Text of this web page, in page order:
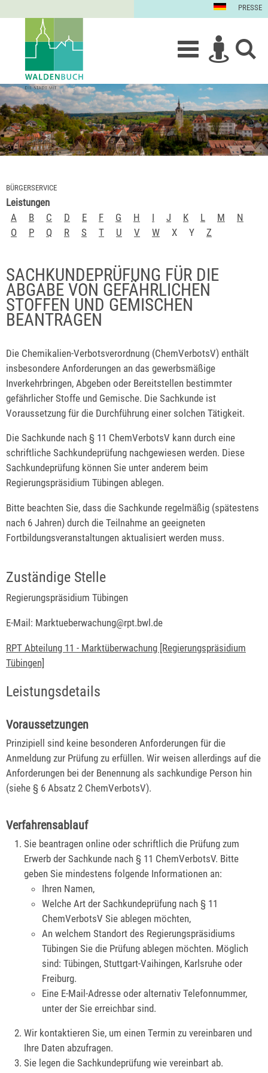
PRESSE
BÜRGERSERVICE
Leistungen
A
B C D E F G H I J K L M
N
O
P Q R S T U V W X Y Z
SACHKUNDEPRÜFUNG FÜR DIE
ABGABE VON GEFÄHRLICHEN
STOFFEN UND GEMISCHEN
BEANTRAGEN
Die Chemikalien-Verbotsverordnung (ChemVerbotsV) enthält
insbesondere Anforderungen an das gewerbsmäßige
Inverkehrbringen, Abgeben oder Bereitstellen bestimmter
gefährlicher Stoffe und Gemische. Die Sachkunde ist
Voraussetzung für die Durchführung einer solchen Tätigkeit.
Die Sachkunde nach § 11 ChemVerbotsV kann durch eine
schriftliche Sachkundeprüfung nachgewiesen werden. Diese
Sachkundeprüfung können Sie unter anderem beim
Regierungspräsidium Tübingen ablegen.
Bitte beachten Sie, dass die Sachkunde regelmäßig (spätestens
nach 6 Jahren) durch die Teilnahme an geeigneten
Fortbildungsveranstaltungen aktualisiert werden muss.
Zuständige Stelle
Regierungspräsidium Tübingen
E-Mail: Marktueberwachung@rpt.bwl.de
RPT Abteilung 11 - Marktüberwachung [Regierungspräsidium
Tübingen]
Leistungsdetails
Voraussetzungen
Prinzipiell sind keine besonderen Anforderungen für die
Anmeldung zur Prüfung zu erfüllen. Wir weisen allerdings auf die
Anforderungen bei der Benennung als sachkundige Person hin
(siehe § 6 Absatz 2 ChemVerbotsV).
Verfahrensablauf
Sie beantragen online oder schriftlich die Prüfung zum
Erwerb der Sachkunde nach § 11 ChemVerbotsV. Bitte
geben Sie mindestens folgende Informationen an:
Ihren Namen,
Welche Art der Sachkundeprüfung nach § 11
ChemVerbotsV Sie ablegen möchten,
An welchem Standort des Regierungspräsidiums
Tübingen Sie die Prüfung ablegen möchten. Möglich
sind: Tübingen, Stuttgart-Vaihingen, Karlsruhe oder
Freiburg.
Eine E-Mail-Adresse oder alternativ Telefonnummer,
unter der Sie erreichbar sind.
Wir kontaktieren Sie, um einen Termin zu vereinbaren und
Ihre Daten abzufragen.
Sie legen die Sachkundeprüfung wie vereinbart ab.